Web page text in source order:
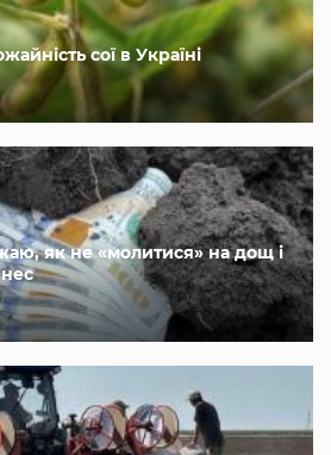
сої в Україні
як не «молитися» на дощ і